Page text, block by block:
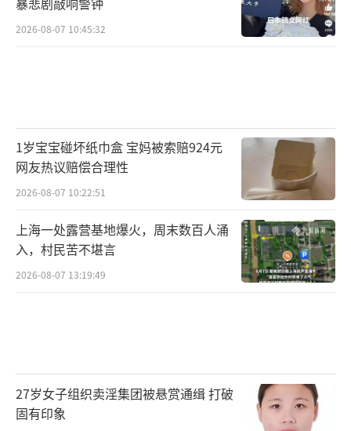
2026-08-07 10:45:32
1岁宝宝碰坏纸巾盒 宝妈被索赔924元
网友热议赔偿合理性
2026-08-07 10:22:51
上海一处露营基地爆火，周末数百人涌
入，村民苦不堪言
2026-08-07 13:19:49
27岁女子组织卖淫集团被悬赏通缉 打破
固有印象